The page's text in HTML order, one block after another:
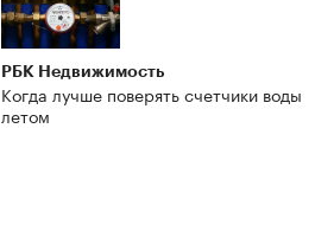
РБК Недвижимость
Когда лучше поверять счетчики воды
летом